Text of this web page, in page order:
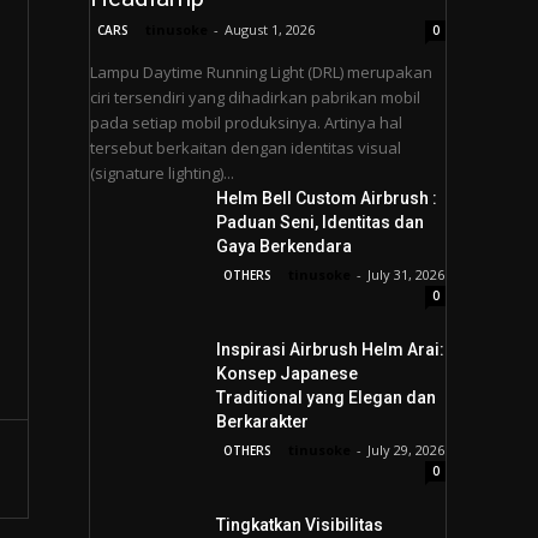
CARS - August 1, 2026 0
Lampu Daytime Running Light (DRL) merupakan
ciri tersendiri yang dihadirkan pabrikan mobil
pada setiap mobil produksinya. Artinya hal
tersebut berkaitan dengan identitas visual
(signature lighting)...
Helm Bell Custom Airbrush :
Paduan Seni, Identitas dan
Gaya Berkendara
OTHERS - July 31, 2026
0
Inspirasi Airbrush Helm Arai:
Konsep Japanese
Traditional yang Elegan dan
Berkarakter
OTHERS - July 29, 2026
0
Tingkatkan Visibilitas